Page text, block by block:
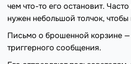
чем что-то его остановит.
нужен небольшой толчок, чтобы
Письмо о брошенной корзине —
триггерного сообщения.